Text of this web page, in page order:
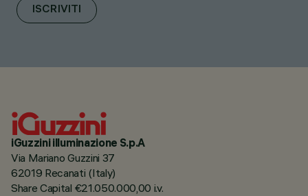
ISCRIVITI
iGuzzini illuminazione S.p.A
Via Mariano Guzzini 37
62019 Recanati (Italy)
Share Capital €21.050.000,00 i.v.